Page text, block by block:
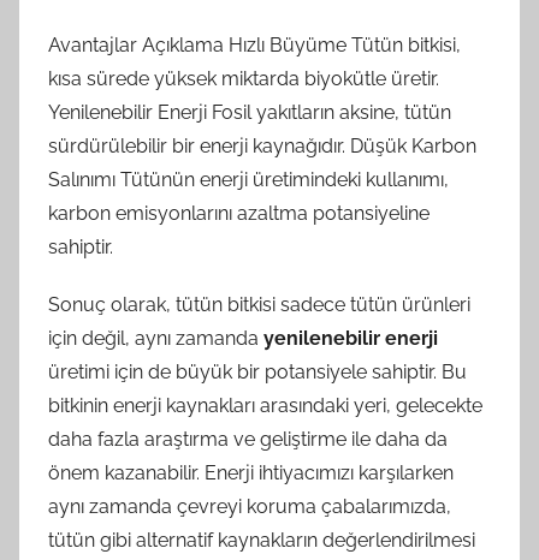
Avantajlar Açıklama Hızlı Büyüme Tütün bitkisi,
kısa sürede yüksek miktarda biyokütle üretir.
Yenilenebilir Enerji Fosil yakıtların aksine, tütün
sürdürülebilir bir enerji kaynağıdır. Düşük Karbon
Salınımı Tütünün enerji üretimindeki kullanımı,
karbon emisyonlarını azaltma potansiyeline
sahiptir.
Sonuç olarak, tütün bitkisi sadece tütün ürünleri
için değil, aynı zamanda yenilenebilir enerji
üretimi için de büyük bir potansiyele sahiptir. Bu
bitkinin enerji kaynakları arasındaki yeri, gelecekte
daha fazla araştırma ve geliştirme ile daha da
önem kazanabilir. Enerji ihtiyacımızı karşılarken
aynı zamanda çevreyi koruma çabalarımızda,
tütün gibi alternatif kaynakların değerlendirilmesi